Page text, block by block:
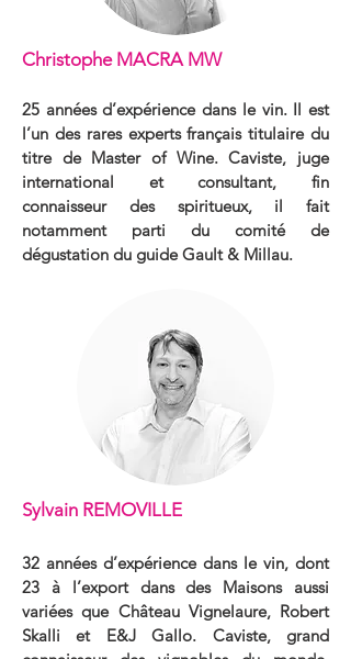
Christophe MACRA MW
25 années d’expérience dans le vin. Il est
l’un des rares experts français titulaire du
titre de Master of Wine. Caviste, juge
international et consultant, fin
connaisseurdes spiritueux, il fait
notamment parti du comité de
dégustation du guide Gault & Millau.
Sylvain REMOVILLE
32 années d’expérience dans le vin, dont
23 à l’export dans des Maisons aussi
variées que Château Vignelaure, Robert
Skalli et E&J Gallo. Caviste, grand